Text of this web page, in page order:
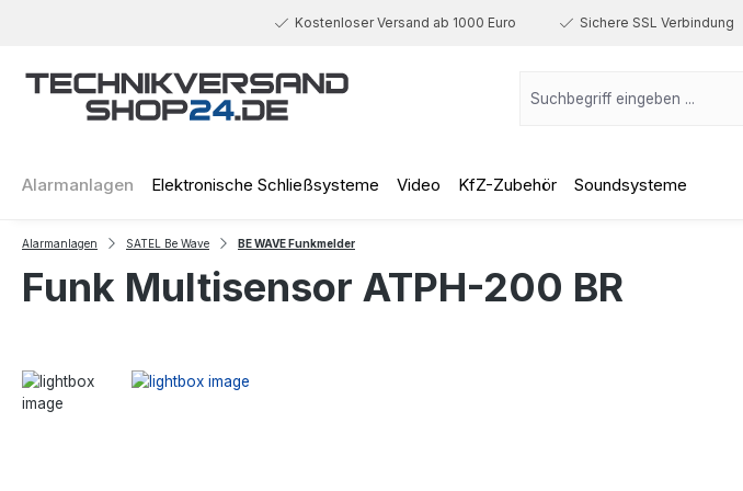
Kostenloser Versand ab 1000 Euro Sichere SSL Verbindung
Alarmanlagen Elektronische Schließsysteme Video KfZ-Zubehör Soundsysteme
Alarmanlagen SATEL Be Wave BE WAVE Funkmelder
Funk Multisensor ATPH-200 BR